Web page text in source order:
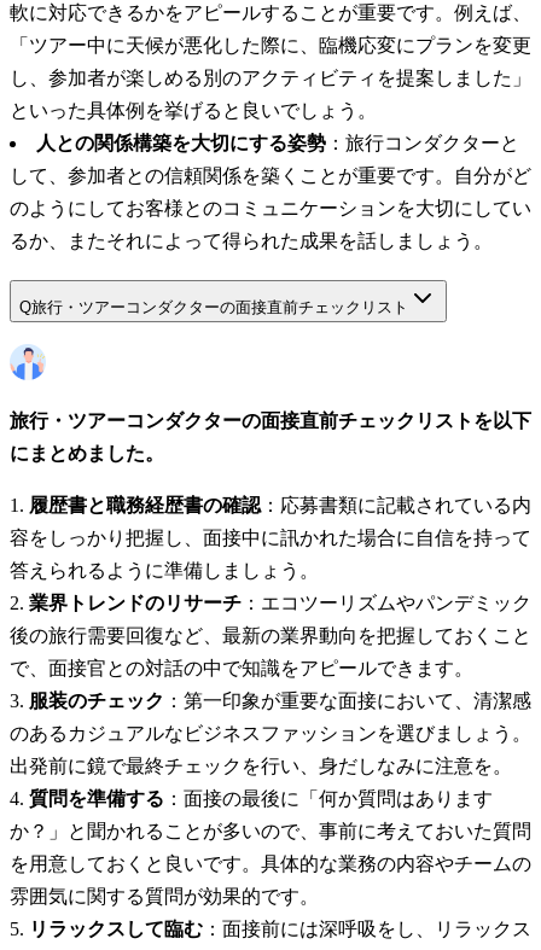
軟に対応できるかをアピールすることが重要です。例えば、
「ツアー中に天候が悪化した際に、臨機応変にプランを変更
し、参加者が楽しめる別のアクティビティを提案しました」
といった具体例を挙げると良いでしょう。
人との関係構築を大切にする姿勢 ：旅行コンダクターと
して、参加者との信頼関係を築くことが重要です。自分がど
のようにしてお客様とのコミュニケーションを大切にしてい
るか、またそれによって得られた成果を話しましょう。
Q旅行・ツアーコンダクターの面接直前チェックリスト
旅行・ツアーコンダクターの面接直前チェックリストを以下
にまとめました。
履歴書と職務経歴書の確認 ：応募書類に記載されている内
容をしっかり把握し、面接中に訊かれた場合に自信を持って
答えられるように準備しましょう。
業界トレンドのリサーチ ：エコツーリズムやパンデミック
後の旅行需要回復など、最新の業界動向を把握しておくこと
で、面接官との対話の中で知識をアピールできます。
服装のチェック ：第一印象が重要な面接において、清潔感
のあるカジュアルなビジネスファッションを選びましょう。
出発前に鏡で最終チェックを行い、身だしなみに注意を。
質問を準備する ：面接の最後に「何か質問はあります
か？」と聞かれることが多いので、事前に考えておいた質問
を用意しておくと良いです。具体的な業務の内容やチームの
雰囲気に関する質問が効果的です。
リラックスして臨む ：面接前には深呼吸をし、リラックス